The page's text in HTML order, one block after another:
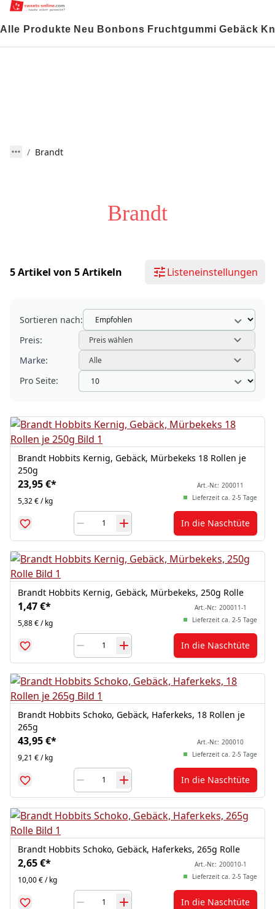
Alle Produkte Neu Bonbons Fruchtgummi Gebäck
Brandt
Brandt
5 Artikel von 5 Artikeln Listeneinstellungen
Sortieren nach:
Preis:
Preis wählen
Marke: Alle
Pro Seite:
Brandt Hobbits Kernig, Gebäck, Mürbekeks 18 Rollen je
250g
23,95 €*
5,32 € / kg
Art.-Nr.: 200011
Lieferzeit ca. 2-5 Tage
In die Naschtüte
Brandt Hobbits Kernig, Gebäck, Mürbekeks, 250g Rolle
1,47 €*
5,88 € / kg
Art.-Nr.: 200011-1
Lieferzeit ca. 2-5 Tage
In die Naschtüte
Brandt Hobbits Schoko, Gebäck, Haferkeks, 18 Rollen je
265g
43,95 €*
9,21 € / kg
Art.-Nr.: 200010
Lieferzeit ca. 2-5 Tage
In die Naschtüte
Brandt Hobbits Schoko, Gebäck, Haferkeks, 265g Rolle
2,65 €*
10,00 € / kg
Art.-Nr.: 200010-1
Lieferzeit ca. 2-5 Tage
In die Naschtüte